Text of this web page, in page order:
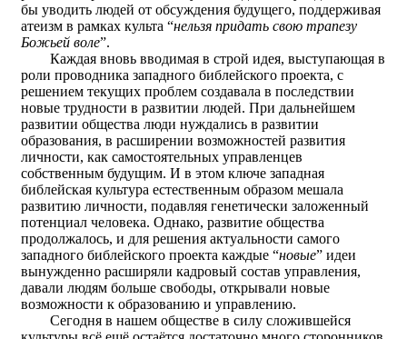
бы уводить людей от обсуждения будущего, поддерживая
атеизм в рамках культа “нельзя придать свою трапезу
Божьей воле”.
Каждая вновь вводимая в строй идея, выступающая в
роли проводника западного библейского проекта, с
решением текущих проблем создавала в последствии
новые трудности в развитии людей. При дальнейшем
развитии общества люди нуждались в развитии
образования, в расширении возможностей развития
личности, как самостоятельных управленцев
собственным будущим. И в этом ключе западная
библейская культура естественным образом мешала
развитию личности, подавляя генетически заложенный
потенциал человека. Однако, развитие общества
продолжалось, и для решения актуальности самого
западного библейского проекта каждые “новые” идеи
вынужденно расширяли кадровый состав управления,
давали людям больше свободы, открывали новые
возможности к образованию и управлению.
Сегодня в нашем обществе в силу сложившейся